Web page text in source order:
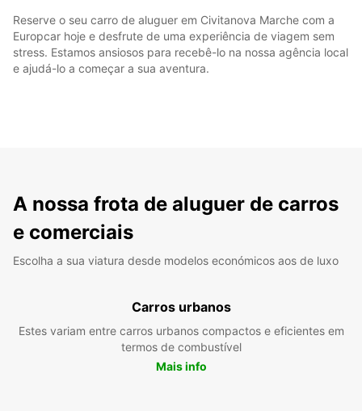
Reserve o seu carro de aluguer em Civitanova Marche com a
Europcar hoje e desfrute de uma experiência de viagem sem
stress. Estamos ansiosos para recebê-lo na nossa agência local
e ajudá-lo a começar a sua aventura.
A nossa frota de aluguer de carros
e comerciais
Escolha a sua viatura desde modelos económicos aos de luxo
Carros urbanos
Estes variam entre carros urbanos compactos e eficientes em
termos de combustível
Mais info